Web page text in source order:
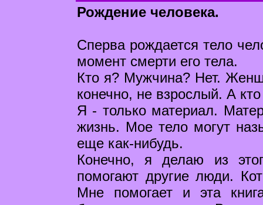
Рождение человека.
Сперва рождается тело
момент смерти его тела.
Кто я? Мужчина? Нет.
конечно, не взрослый. А
Я - только материал.
жизнь. Мое тело могут
еще как-нибудь.
Конечно, я делаю из
помогают другие люди.
Мне помогает и эта